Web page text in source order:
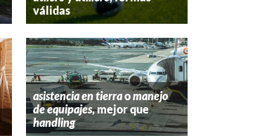
válidas
asistencia en tierraomanejo
de equipajes, mejor que
handling